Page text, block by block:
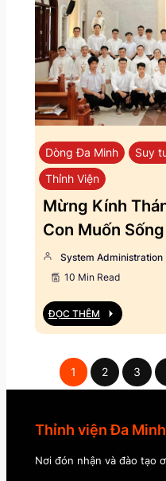
Dòng Đa Minh Suy
Thỉnh Viện
Mừng Kính
Con Muốn
System Administration
10 Min Read
ĐỌC THÊM
1 2 3
Thỉnh viện Đa
Nơi đón nhận và đào tạo